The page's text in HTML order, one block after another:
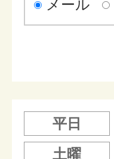
メール
平日
土曜